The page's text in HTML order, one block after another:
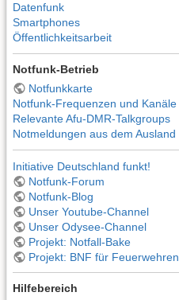
Datenfunk
Smartphones
Öffentlichkeitsarbeit
Notfunk-Betrieb
Notfunkkarte
Notfunk-Frequenzen und Kanäle
Relevante Afu-DMR-Talkgroups
Notmeldungen aus dem Ausland
Initiative Deutschland funkt!
Notfunk-Forum
Notfunk-Blog
Unser Youtube-Channel
Unser Odysee-Channel
Projekt: Notfall-Bake
Projekt: BNF für Feuerwehren
Hilfebereich